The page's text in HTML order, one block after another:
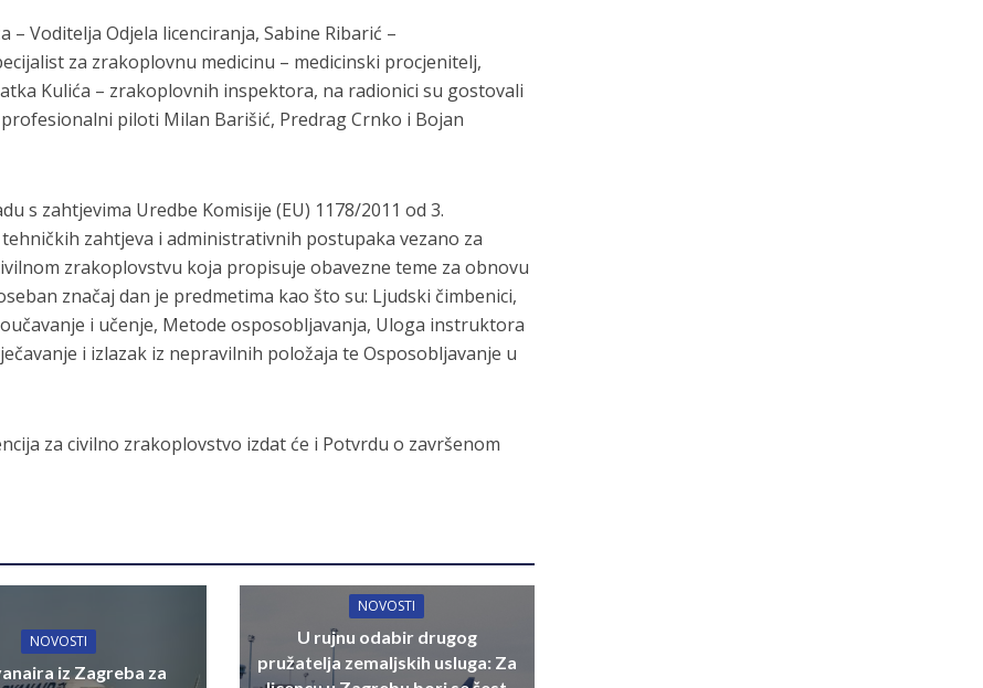
– Voditelja Odjela licenciranja, Sabine Ribarić –
za zrakoplovnu medicinu – medicinski procjenitelj,
Kulića – zrakoplovnih inspektora, na radionici su gostovali
piloti Milan Barišić, Predrag Crnko i Bojan
s zahtjevima Uredbe Komisije (EU) 1178/2011 od 3.
zahtjeva i administrativnih postupaka vezano za
zrakoplovstvu koja propisuje obavezne teme za obnovu
značaj dan je predmetima kao što su: Ljudski čimbenici,
i učenje, Metode osposobljavanja, Uloga instruktora
i izlazak iz nepravilnih položaja te Osposobljavanje u
za civilno zrakoplovstvo izdat će i Potvrdu o završenom
NOVOSTI
iz Zagreba za
NOVOSTI
U rujnu odabir drugog
pružatelja zemaljskih usluga: Za